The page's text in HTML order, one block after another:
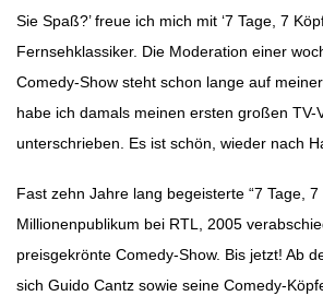
Sie Spaß?’ freue ich mich mit ‘7 Tage, 7
Fernsehklassiker. Die Moderation einer
Comedy-Show steht schon lange auf
habe ich damals meinen ersten großen TV-
unterschrieben. Es ist schön, wieder nach
Fast zehn Jahre lang begeisterte “7 Tage, 7
Millionenpublikum bei RTL, 2005
preisgekrönte Comedy-Show. Bis jetzt! Ab
sich Guido Cantz sowie seine Comedy-